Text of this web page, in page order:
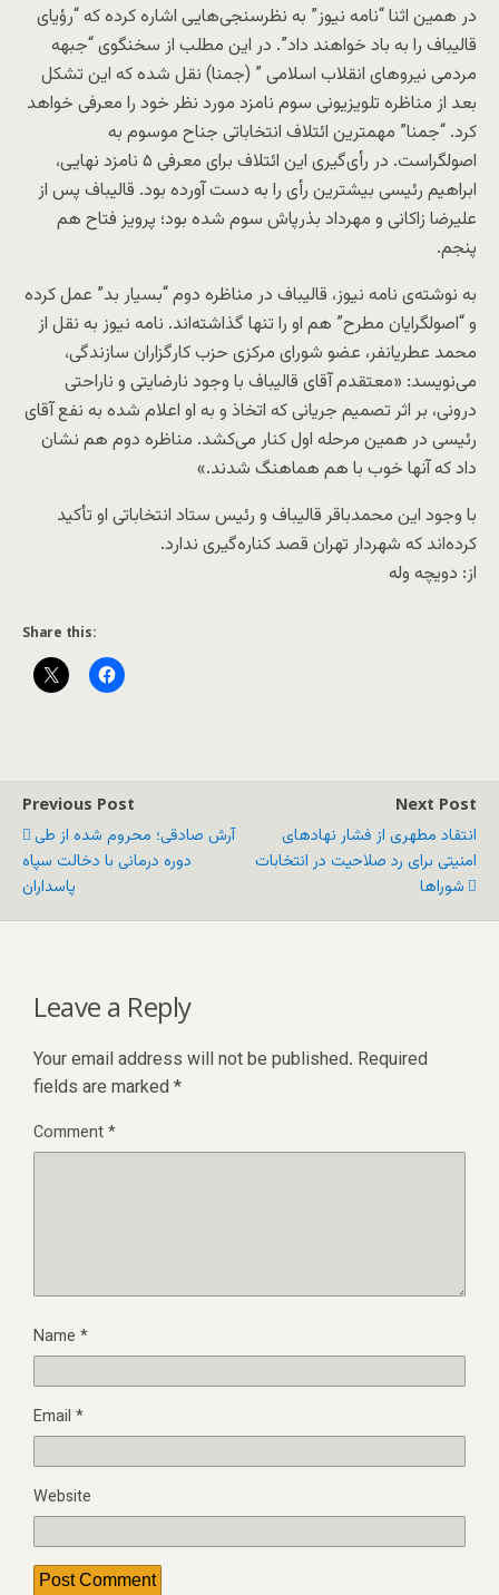
در همین اثنا “نامه نیوز” به نظرسنجی‌هایی اشاره کرده که “رؤیای
قالیباف را به باد خواهند داد”. در این مطلب از سخنگوی “جبهه
مردمی نیروهای انقلاب اسلامی ” (جمنا) نقل شده که این تشکل
بعد از مناظره تلویزیونی سوم نامزد مورد نظر خود را معرفی خواهد
کرد. “جمنا” مهمترین ائتلاف انتخاباتی جناح موسوم به
اصولگراست. در رأی‌گیری این ائتلاف برای معرفی ۵ نامزد نهایی،
ابراهیم رئیسی بیشترین رأی را به دست آورده بود. قالیباف پس از
علیرضا زاکانی و مهرداد بذرپاش سوم شده بود؛ پرویز فتاح هم
پنجم.
به نوشته‌ی نامه نیوز، قالیباف در مناظره دوم “بسیار بد” عمل کرده
و “اصولگرایان مطرح” هم او را تنها گذاشته‌اند. نامه نیوز به نقل از
محمد عطریانفر، عضو شورای مرکزی حزب کارگزاران سازندگی،
می‌نویسد: «معتقدم آقای قالیباف با وجود نارضایتی و ناراحتی
درونی، بر اثر تصمیم جریانی که اتخاذ و به او اعلام شده به نفع آقای
رئیسی در همین مرحله اول کنار می‌کشد. مناظره دوم هم نشان
داد که آنها خوب با هم هماهنگ شدند.»
با وجود این محمدباقر قالیباف و رئیس ستاد انتخاباتی او تأکید
کرده‌اند که شهردار تهران قصد کناره‌گیری ندارد.
از: دویچه وله
Share this:
Previous Post
آرش صادقی؛ محروم شده از طی
دوره درمانی با دخالت سپاه
پاسداران
Next Post
انتقاد مطهری از فشار نهادهای
امنیتی برای رد صلاحیت‌ در انتخابات
شوراها
Leave a Reply
Your email address will not be published. Required
fields are marked *
Comment*
Name *
Email *
Website